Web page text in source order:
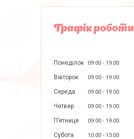
Графік роботи
Понеділок 09:00 19:00
Вівторок 09:00 19:00
Середа 09:00 19:00
Четвер 09:00 19:00
Пʼятниця 09:00 19:00
Субота 10:00 13:00